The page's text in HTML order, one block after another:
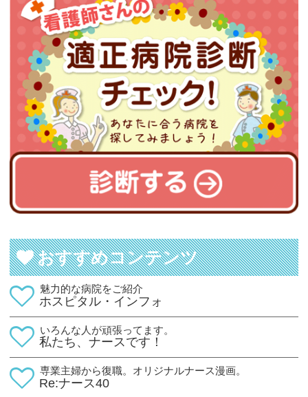
おすすめコンテンツ
魅力的な病院をご紹介
ホスピタル・インフォ
いろんな人が頑張ってます。
私たち、ナースです！
専業主婦から復職。オリジナルナース漫画。
Re:ナース40